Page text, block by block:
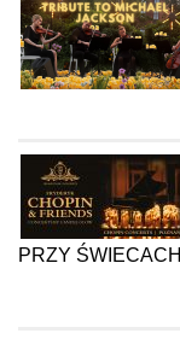
PRZY ŚWIECACH